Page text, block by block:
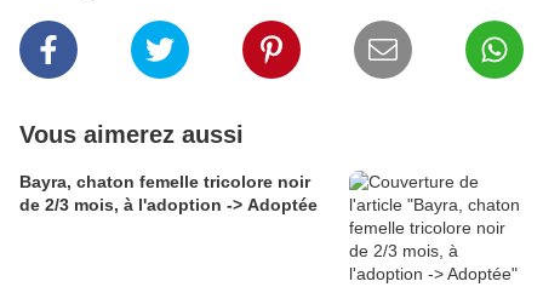
Vous aimerez aussi
Bayra, chaton femelle tricolore noir
de 2/3 mois, à l'adoption -> Adoptée